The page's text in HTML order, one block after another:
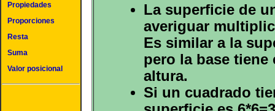
Propiedades
Proporciones
Resta
Suma
Valor posicional
La superficie de
averiguar
Es similar a la
pero la base
altura.
Si un cuadrado